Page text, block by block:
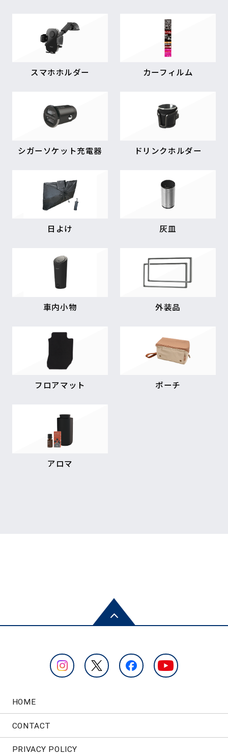
スマホホルダー カーフィルム
シガーソケット充電器 ドリンクホルダー
日よけ 灰皿
車内小物 外装品
フロアマット ポーチ
アロマ
HOME
CONTACT
PRIVACY POLICY